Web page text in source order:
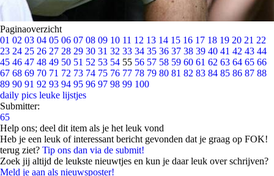
Paginaoverzicht
01 02 03 04 05 06 07 08 09 10 11 12 13 14 15 16 17 18 19 20 21 22
23 24 25 26 27 28 29 30 31 32 33 34 35 36 37 38 39 40 41 42 43 44
45 46 47 48 49 50 51 52 53 54 55 56 57 58 59 60 61 62 63 64 65 66
67 68 69 70 71 72 73 74 75 76 77 78 79 80 81 82 83 84 85 86 87 88
89 90 91 92 93 94 95 96 97 98 99 100
daily pics leuke lijstjes
Submitter:
65
Help ons; deel dit item als je het leuk vond
Heb je een leuk of interessant bericht gevonden dat je graag op FOK!
terug ziet? Tip ons dan via de submit!
Zoek jij altijd de leukste nieuwtjes en kun je daar leuk over schrijven?
Meld je aan als nieuwsposter!